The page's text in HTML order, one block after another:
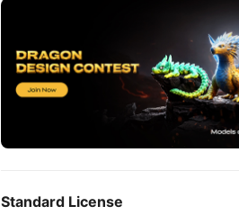
Standard License